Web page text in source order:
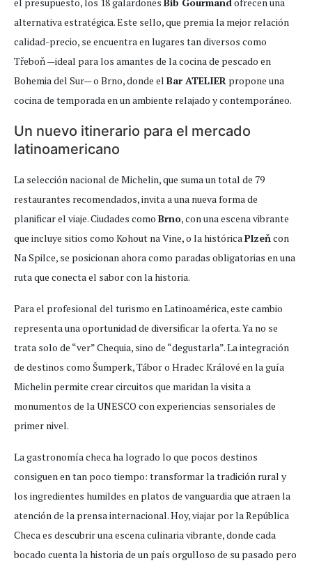
el presupuesto, los 18 galardones Bib Gourmandofrecen una
alternativa estratégica. Este sello, que premia la mejor relación
calidad-precio, se encuentra en lugares tan diversos como
Třeboň —ideal para los amantes de la cocina de pescado en
Bohemia del Sur— o Brno, donde el Bar ATELIER propone una
cocina de temporada en un ambiente relajado y contemporáneo.
Un nuevo itinerario para el mercado
latinoamericano
La selección nacional de Michelin, que suma un total de 79
restaurantes recomendados, invita a una nueva forma de
planificar el viaje. Ciudades como Brno, con una escena vibrante
que incluye sitios como Kohout na Vine, o la históricaPlzeňcon
Na Spilce, se posicionan ahora como paradas obligatorias en una
ruta que conecta el sabor con la historia.
Para el profesional del turismo en Latinoamérica, este cambio
representa una oportunidad de diversificar la oferta. Ya no se
trata solo de “ver” Chequia, sino de “degustarla”. La integración
de destinos como Šumperk, Tábor o Hradec Králové en la guía
Michelin permite crear circuitos que maridan la visita a
monumentos de la UNESCO con experiencias sensoriales de
primer nivel.
La gastronomía checa ha logrado lo que pocos destinos
consiguen en tan poco tiempo: transformar la tradición rural y
los ingredientes humildes en platos de vanguardia que atraen la
atención de la prensa internacional. Hoy, viajar por la República
Checa es descubrir una escena culinaria vibrante, donde cada
bocado cuenta la historia de un país orgulloso de su pasado pero